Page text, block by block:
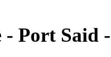
- Port Said